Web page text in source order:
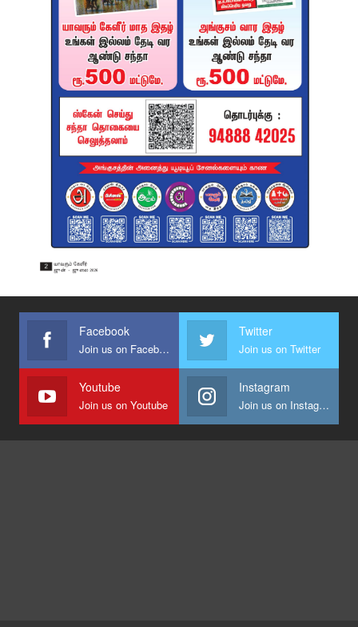
Facebook
Join us on Facebook
Twitter
Join us on Twitter
Youtube
Join us on Youtube
Instagram
Join us on Instagram